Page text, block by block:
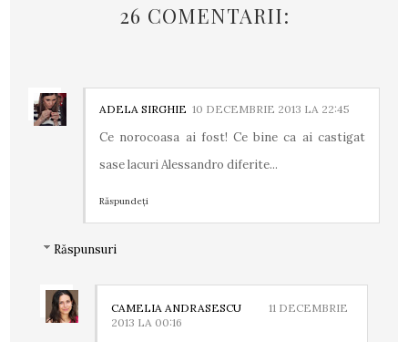
26 COMENTARII:
ADELA SIRGHIE 10 DECEMBRIE 2013 LA 22:45
Ce norocoasa ai fost! Ce bine ca ai castigat
sase lacuri Alessandro diferite...
Răspundeți
Răspunsuri
CAMELIA ANDRASESCU
11 DECEMBRIE
2013 LA 00:16